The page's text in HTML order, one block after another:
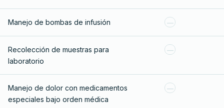
Manejo de bombas de infusión —
Recolección de muestras para
laboratorio
—
Manejo de dolor con medicamentos
especiales bajo orden médica
—